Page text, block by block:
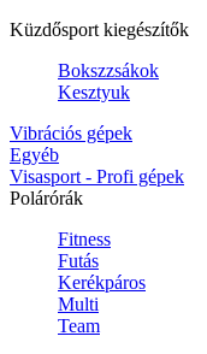
Küzdősport kiegészítők
Bokszzsákok
Kesztyuk
Vibrációs gépek
Egyéb
Visasport - Profi gépek
Polárórák
Fitness
Futás
Kerékpáros
Multi
Team